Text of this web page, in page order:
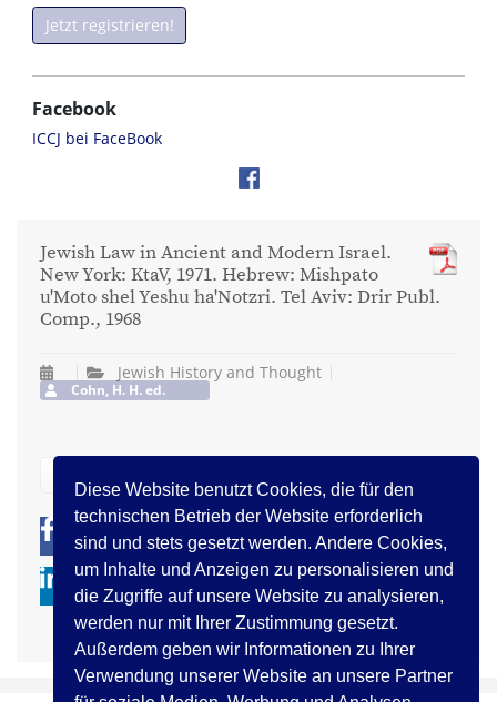
Diese Website benutzt Cookies, die für den
technischen Betrieb der Website erforderlich
sind und stets gesetzt werden. Andere Cookies,
um Inhalte und Anzeigen zu personalisieren und
die Zugriffe auf unsere Website zu analysieren,
werden nur mit Ihrer Zustimmung gesetzt.
Außerdem geben wir Informationen zu Ihrer
Verwendung unserer Website an unsere Partner
Jetzt registrieren!
Facebook
ICCJ bei FaceBook
Jewish Law in Ancient and Modern Israel.
New York: KtaV, 1971. Hebrew: Mishpato
u'Moto shel Yeshu ha'Notzri. Tel Aviv: Drir Publ.
Comp., 1968
Jewish History and Thought
Cohn, H. H. ed.
0 0